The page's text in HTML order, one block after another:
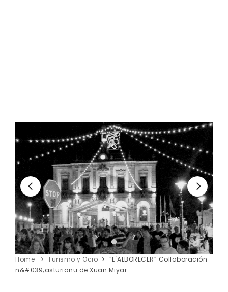
Home Turismo y Ocio
“L´ALBORECER” Collaboración
n&#039;asturianu de Xuan Miyar